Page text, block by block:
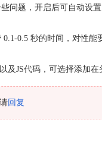
问题，开启后可自动设
0.5 秒的时间，对性能
及JS代码，可选择添加在
回复